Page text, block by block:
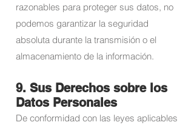
razonables para proteger sus datos, no
podemos garantizar la seguridad
absoluta durante la transmisión o el
almacenamiento de la información.
9. Sus Derechos sobre los
Datos Personales
De conformidad con las leyes aplicables